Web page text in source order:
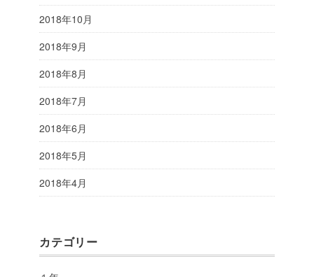
2018年10月
2018年9月
2018年8月
2018年7月
2018年6月
2018年5月
2018年4月
カテゴリー